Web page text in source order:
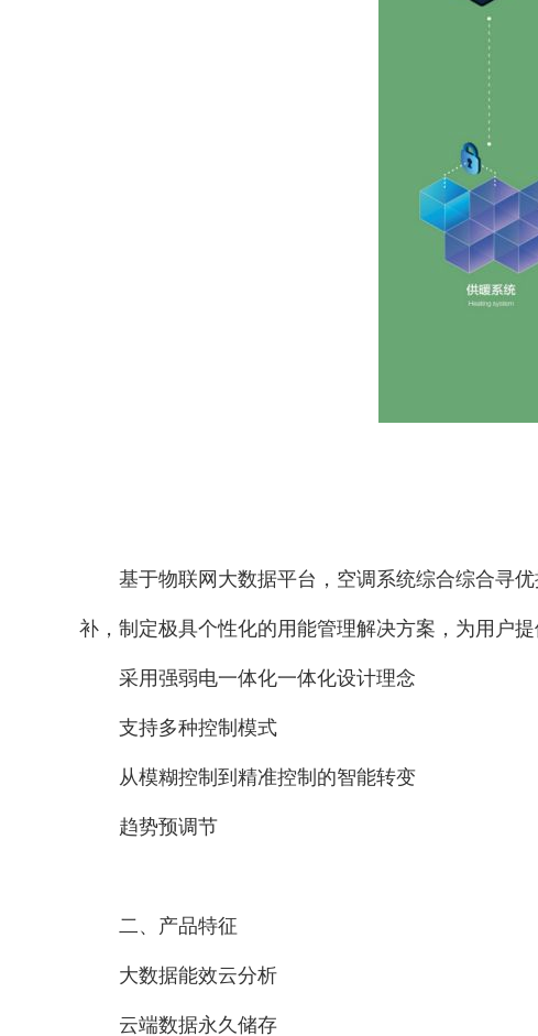
基于物联网大数据平台，空调系统综合综合寻
补，制定极具个性化的用能管理解决方案，为用户
采用强弱电一体化一体化设计理念
支持多种控制模式
从模糊控制到精准控制的智能转变
趋势预调节
二、产品特征
大数据能效云分析
云端数据永久储存